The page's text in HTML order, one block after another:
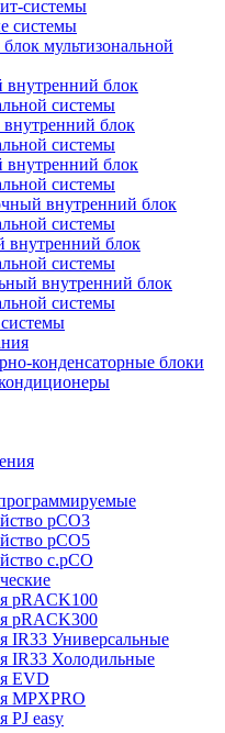
системы
системы
мультизональной
внутренний блок
системы
блок
системы
внутренний блок
системы
внутренний блок
системы
внутренний блок
системы
внутренний блок
системы
конденсаторные блоки
pCO3
pCO5
c.pCO
pRACK100
pRACK300
IR33 Универсальные
IR33 Холодильные
EVD
MPXPRO
PJ easy